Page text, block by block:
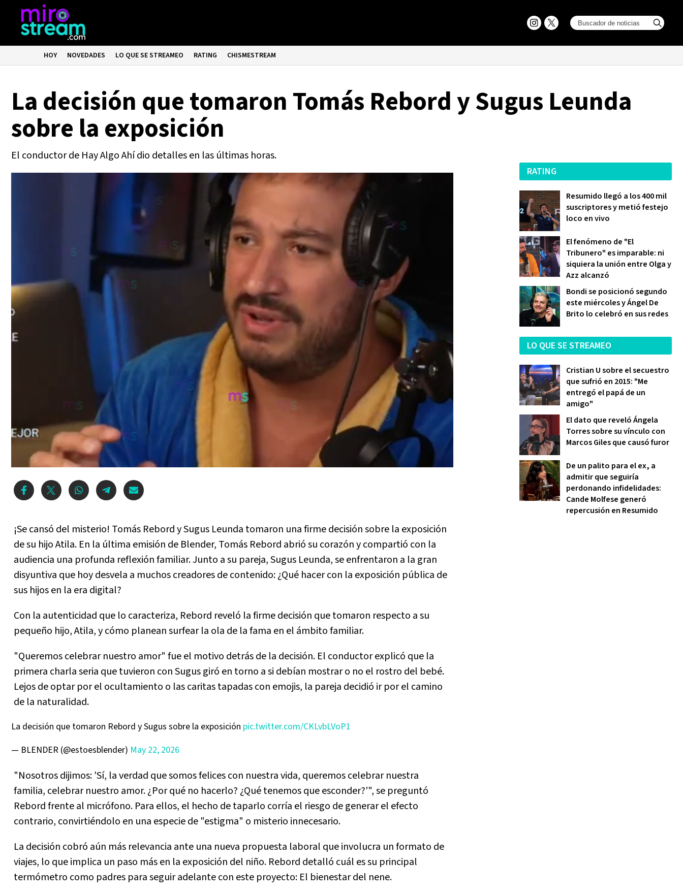
HOY NOVEDADES LO QUE SE STREAMEO RATING CHISMESTREAM
La decisión que tomaron Tomás Rebord y Sugus Leunda
sobre la exposición
El conductor de Hay Algo Ahí dio detalles en las últimas horas.
¡Se cansó del misterio! Tomás Rebord y Sugus Leunda tomaron una firme decisión sobre la exposición
de su hijo Atila. En la última emisión de Blender, Tomás Rebord abrió su corazón y compartió con la
audiencia una profunda reflexión familiar. Junto a su pareja, Sugus Leunda, se enfrentaron a la gran
disyuntiva que hoy desvela a muchos creadores de contenido: ¿Qué hacer con la exposición pública de
sus hijos en la era digital?
Con la autenticidad que lo caracteriza, Rebord reveló la firme decisión que tomaron respecto a su
pequeño hijo, Atila, y cómo planean surfear la ola de la fama en el ámbito familiar.
"Queremos celebrar nuestro amor" fue el motivo detrás de la decisión. El conductor explicó que la
primera charla seria que tuvieron con Sugus giró en torno a si debían mostrar o no el rostro del bebé.
Lejos de optar por el ocultamiento o las caritas tapadas con emojis, la pareja decidió ir por el camino
de la naturalidad.
La decisión que tomaron Rebord y Sugus sobre la exposición pic.twitter.com/CKLvbLVoP1
— BLENDER (@estoesblender) May 22, 2026
"Nosotros dijimos: 'Sí, la verdad que somos felices con nuestra vida, queremos celebrar nuestra
familia, celebrar nuestro amor. ¿Por qué no hacerlo? ¿Qué tenemos que esconder?'", se preguntó
Rebord frente al micrófono. Para ellos, el hecho de taparlo corría el riesgo de generar el efecto
contrario, convirtiéndolo en una especie de "estigma" o misterio innecesario.
La decisión cobró aún más relevancia ante una nueva propuesta laboral que involucra un formato de
viajes, lo que implica un paso más en la exposición del niño. Rebord detalló cuál es su principal
termómetro como padres para seguir adelante con este proyecto: El bienestar del nene.
RATING
Resumido llegó a los 400 mil
suscriptores y metió festejo
loco en vivo
El fenómeno de "El
Tribunero" es imparable: ni
siquiera la unión entre Olga y
Azz alcanzó
Bondi se posicionó segundo
este miércoles y Ángel De
Brito lo celebró en sus redes
LO QUE SE STREAMEO
Cristian U sobre el secuestro
que sufrió en 2015: "Me
entregó el papá de un
amigo"
El dato que reveló Ángela
Torres sobre su vínculo con
Marcos Giles que causó furor
De un palito para el ex, a
admitir que seguiría
perdonando infidelidades:
Cande Molfese generó
repercusión en Resumido